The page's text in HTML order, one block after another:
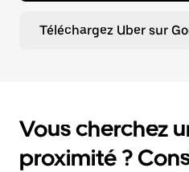
Téléchargez Uber sur
Vous cherchez
proximité ?